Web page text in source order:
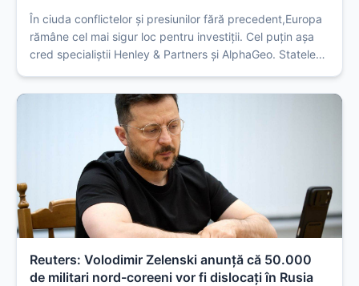
În ciuda conflictelor și presiunilor fără precedent,Europa
rămâne cel mai sigur loc pentru investiții. Cel puțin așa
cred specialiștii Henley & Partners și AlphaGeo. Statele
Reuters: Volodimir Zelenski anunţă că 50.000
de militari nord-coreeni vor fi dislocaţi în Rusia